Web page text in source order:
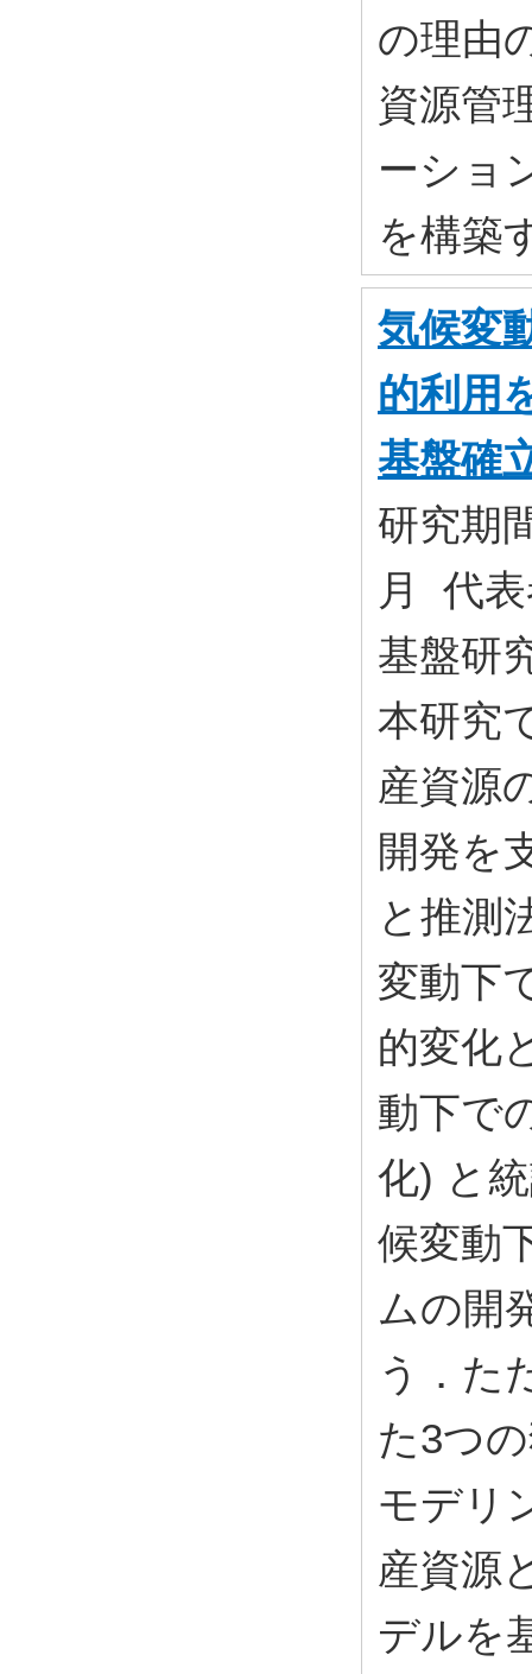
の理由
資源管
ーショ
を構築
気候変
的利用
基盤確
研究期
月 代
基盤研
本研究
産資源
開発を
と推測
変動下
的変化
動下で
化) と
候変動
ムの開
う．た
た3つ
モデリ
産資源
デルを